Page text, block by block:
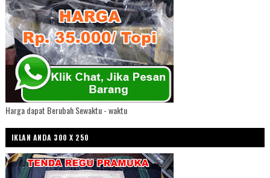
Harga dapat Berubah Sewaktu - waktu
IKLAN ANDA 300 X 250